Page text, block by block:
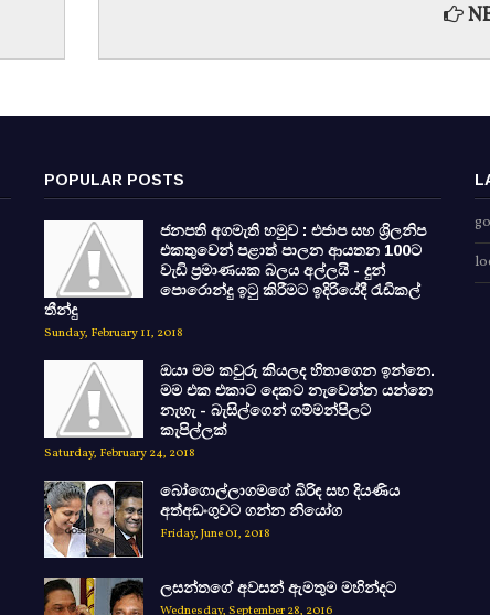
POPULAR POSTS
ජනපති අගමැති හමුව : එජාප සහ ශ්‍රිලනිප
එකතුවෙන් පළාත් පාලන ආයතන 100ට
වැඩි ප්‍රමාණයක බලය අල්ලයි - දුන්
පොරොන්දු ඉටු කිරීමට ඉදිරියේදී රැඩිකල්
තීන්දු
Sunday, February 11, 2018
ඔයා මම කවුරු කියලද හිතාගෙන ඉන්නෙ.
මම එක එකාට දෙකට නැවෙන්න යන්නෙ
නැහැ - බැසිල්ගෙන් ගම්මන්පිලට
කැපිල්ලක්
Saturday, February 24, 2018
බෝගොල්ලාගමගේ බිරිඳ සහ දියණිය
අත්අඩංගුවට ගන්න නියෝග
Friday, June 01, 2018
ලසන්තගේ අවසන් ඇමතුම මහින්දට
Wednesday, September 28, 2016